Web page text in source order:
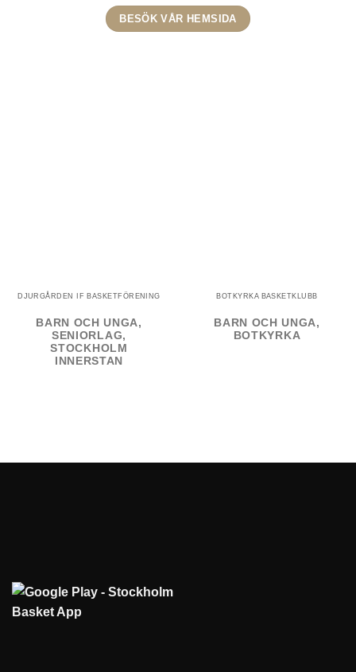
BESÖK VÅR HEMSIDA
DJURGÅRDEN IF BASKETFÖRENING
BARN OCH UNGA,
SENIORLAG,
STOCKHOLM
INNERSTAN
BOTKYRKA BASKETKLUBB
BARN OCH UNGA,
BOTKYRKA